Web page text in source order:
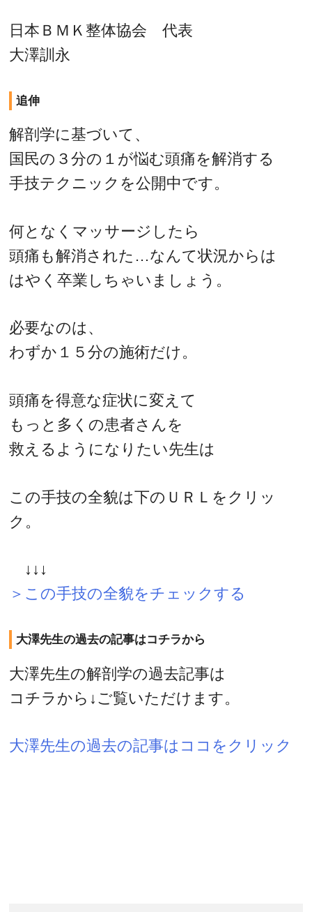
日本ＢＭＫ整体協会 代表
大澤訓永
追伸
解剖学に基づいて、
国民の３分の１が悩む頭痛を解消する
手技テクニックを公開中です。
何となくマッサージしたら
頭痛も解消された…なんて状況からは
はやく卒業しちゃいましょう。
必要なのは、
わずか１５分の施術だけ。
頭痛を得意な症状に変えて
もっと多くの患者さんを
救えるようになりたい先生は
この手技の全貌は下のＵＲＬをクリッ
ク。
↓↓↓
＞この手技の全貌をチェックする
大澤先生の過去の記事はコチラから
大澤先生の解剖学の過去記事は
コチラから↓ご覧いただけます。
大澤先生の過去の記事はココをクリック